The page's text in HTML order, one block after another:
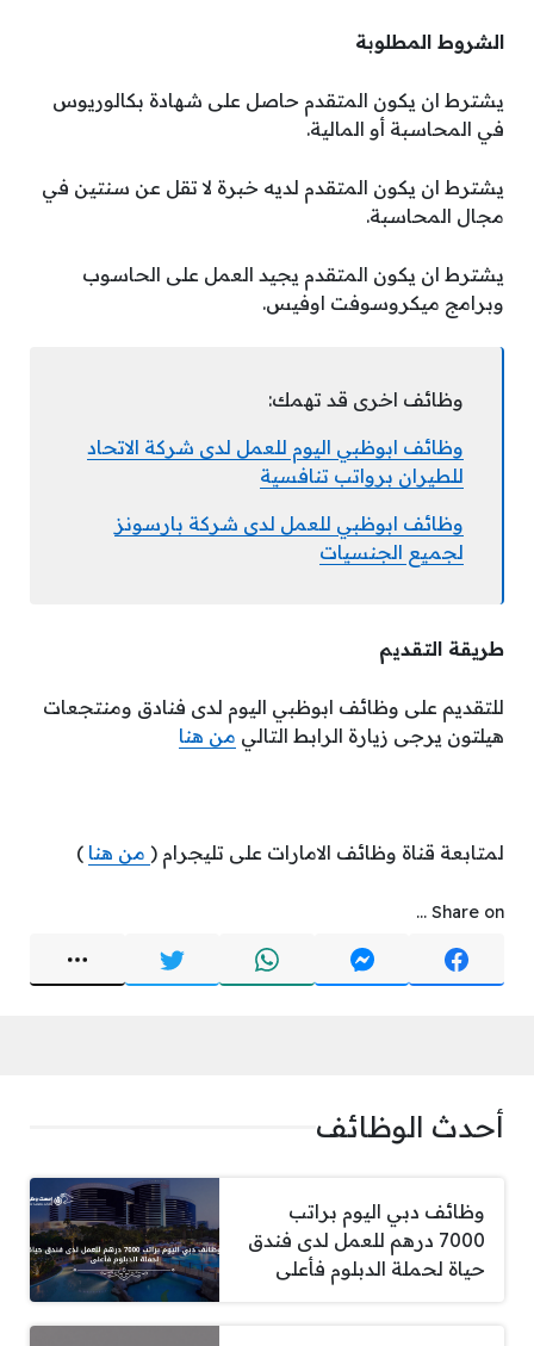
الشروط المطلوبة
يشترط ان يكون المتقدم حاصل على شهادة بكالوريوس
في المحاسبة أو المالية.
يشترط ان يكون المتقدم لديه خبرة لا تقل عن سنتين في
مجال المحاسبة.
يشترط ان يكون المتقدم يجيد العمل على الحاسوب
وبرامج ميكروسوفت اوفيس.
وظائف اخرى قد تهمك:
وظائف ابوظبي اليوم للعمل لدى شركة الاتحاد
للطيران برواتب تنافسية
وظائف ابوظبي للعمل لدى شركة بارسونز
لجميع الجنسيات
طريقة التقديم
للتقديم على وظائف ابوظبي اليوم لدى فنادق ومنتجعات
هيلتون يرجى زيارة الرابط التالي من هنا
لمتابعة قناة وظائف الامارات على تليجرام ( من هنا )
Share on ...
أحدث الوظائف
وظائف دبي اليوم براتب
7000 درهم للعمل لدى فندق
حياة لحملة الدبلوم فأعلى